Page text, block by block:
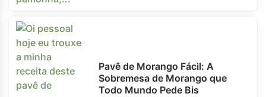
Pavê de Morango Fácil: A
Sobremesa de Morango que
Todo Mundo Pede Bis